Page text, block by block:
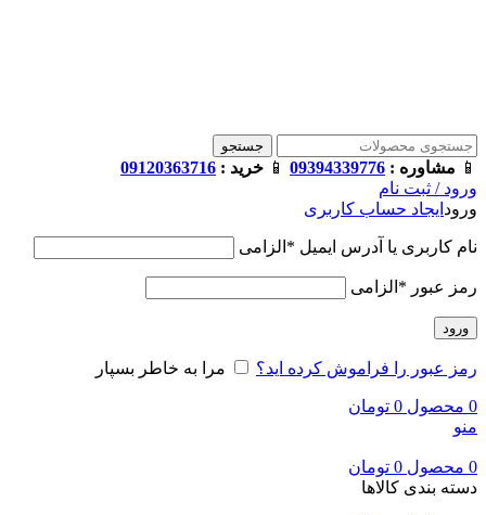
جستجو
📱 مشاوره : 09394339776
📱 خرید : 09120363716
ورود / ثبت نام
ورود ایجاد حساب کاربری
نام کاربری یا آدرس ایمیل * الزامی
رمز عبور * الزامی
ورود
رمز عبور را فراموش کرده اید؟ مرا به خاطر بسپار
0 محصول 0 تومان
منو
0 محصول 0 تومان
دسته بندی کالاها